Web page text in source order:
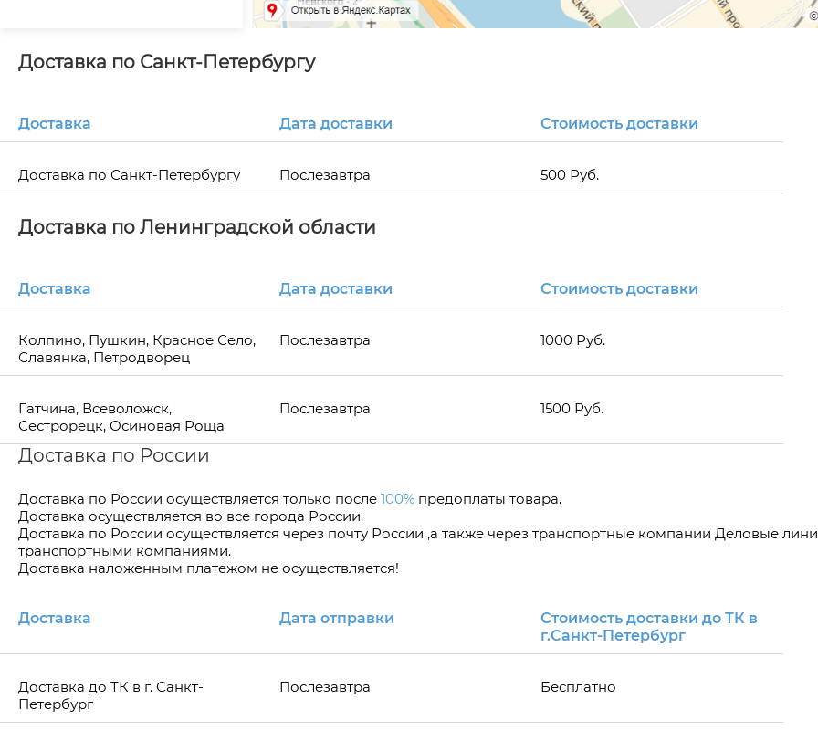
Доставка по Санкт-Петербургу
Доставка Дата доставки Стоимость доставки
Доставка по Санкт-Петербургу Послезавтра 500 Руб.
Доставка по Ленинградской области
Доставка Дата доставки Стоимость доставки
Колпино, Пушкин, Красное Село,
Славянка, Петродворец
Послезавтра 1000 Руб.
Гатчина, Всеволожск,
Сестрорецк, Осиновая Роща
Послезавтра 1500 Руб.
Доставка по России
Доставка по Росcии осуществляется только после 100% предоплаты товара.
Доставка осуществляется во все города России.
Доставка по России осуществляется через почту России ,а также через транспортные компании Деловые
транспортными компаниями.
Доставка наложенным платежом не осуществляется!
Доставка Дата отправки
Стоимость доставки до ТК в
г.Санкт-Петербург
Доставка до ТК в г. Санкт-
Петербург
Послезавтра Бесплатно